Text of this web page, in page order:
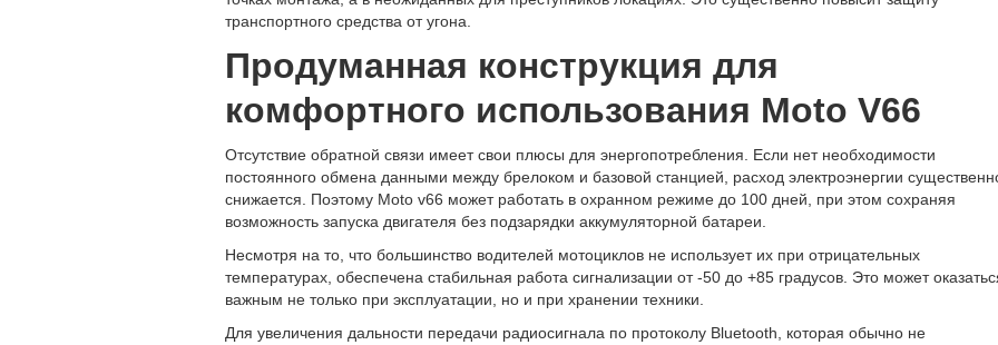
транспортного средства от угона.
Продуманная конструкция для
комфортного использования Moto V66
Отсутствие обратной связи имеет свои плюсы для энергопотребления. Если нет необходимости
постоянного обмена данными между брелоком и базовой станцией, расход электроэнергии
снижается. Поэтому Moto v66 может работать в охранном режиме до 100 дней, при этом сохраняя
возможность запуска двигателя без подзарядки аккумуляторной батареи.
Несмотря на то, что большинство водителей мотоциклов не использует их при отрицательных
температурах, обеспечена стабильная работа сигнализации от -50 до +85 градусов. Это может
важным не только при эксплуатации, но и при хранении техники.
Для увеличения дальности передачи радиосигнала по протоколу Bluetooth, которая обычно не